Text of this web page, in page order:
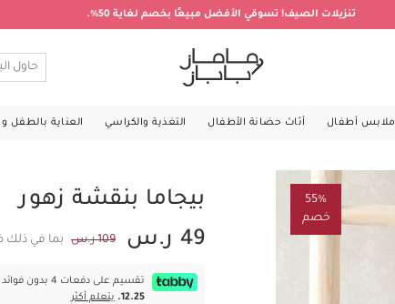
تنزيلات الصيف! تسوقي الأفضل مبيعًا بخصم لغاية 50%.
ملابس أطفال أثاث حضانة الأطفال التغذية والكراسي العناية بالطفل
55%
خصم
بيجاما بنقشة زهور
49 ر.س
109 ر.س بما في ذلك
تقسيم على دفعات 4 بدون فوائد بقيمة
12.25.
يتعلم أكثر